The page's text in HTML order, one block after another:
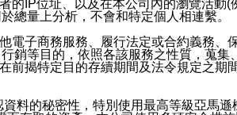
的IP位址、以及在本公司內的瀏覽活
總量上分析，不會和特定個人相連繫。
電子商務服務、履行法定或合約義務
等目的，依照各該服務之性質，蒐集
揭特定目的存續期間及法令規定之
料的秘密性，特別使用最高等級亞馬